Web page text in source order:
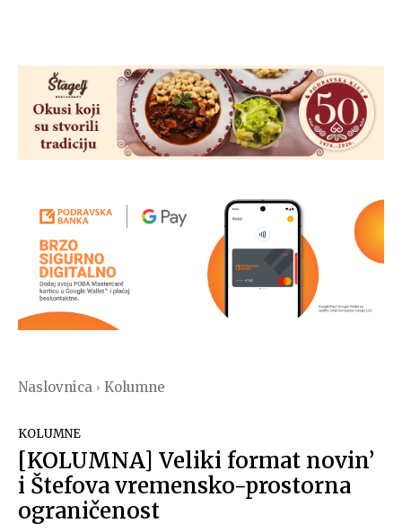
Naslovnica Kolumne
KOLUMNE
[KOLUMNA] Veliki format novin’
i Štefova vremensko-prostorna
ograničenost